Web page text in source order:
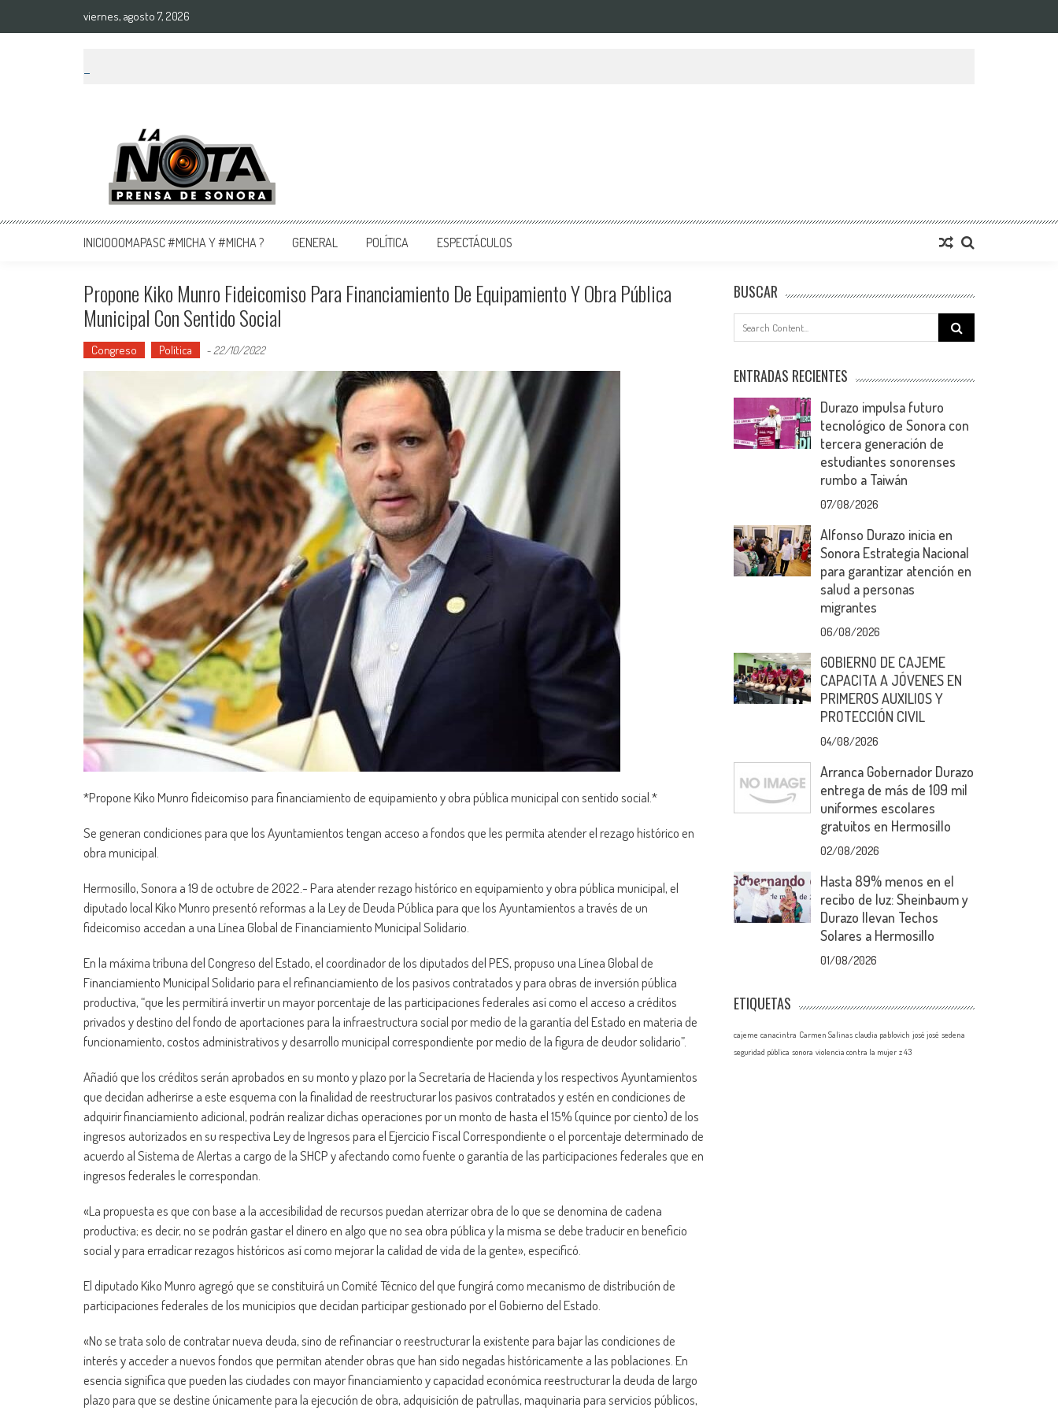
viernes, agosto 7, 2026
La Nota Prensa De Sonora
Noticias del día
INICIOOOMAPASC #MICHA Y #MICHA ? GENERAL POLÍTICA ESPECTÁCULOS
Propone Kiko Munro Fideicomiso Para Financiamiento De Equipamiento Y Obra Pública
Municipal Con Sentido Social
Congreso Política - 22/10/2022
*Propone Kiko Munro fideicomiso para financiamiento de equipamiento y obra pública municipal con sentido social.*
Se generan condiciones para que los Ayuntamientos tengan acceso a fondos que les permita atender el rezago histórico en
obra municipal.
Hermosillo, Sonora a 19 de octubre de 2022.- Para atender rezago histórico en equipamiento y obra pública municipal, el
diputado local Kiko Munro presentó reformas a la Ley de Deuda Pública para que los Ayuntamientos a través de un
fideicomiso accedan a una Línea Global de Financiamiento Municipal Solidario.
En la máxima tribuna del Congreso del Estado, el coordinador de los diputados del PES, propuso una Línea Global de
Financiamiento Municipal Solidario para el refinanciamiento de los pasivos contratados y para obras de inversión pública
productiva, “que les permitirá invertir un mayor porcentaje de las participaciones federales así como el acceso a créditos
privados y destino del fondo de aportaciones para la infraestructura social por medio de la garantía del Estado en materia de
funcionamiento, costos administrativos y desarrollo municipal correspondiente por medio de la figura de deudor solidario”.
Añadió que los créditos serán aprobados en su monto y plazo por la Secretaría de Hacienda y los respectivos Ayuntamientos
que decidan adherirse a este esquema con la finalidad de reestructurar los pasivos contratados y estén en condiciones de
adquirir financiamiento adicional, podrán realizar dichas operaciones por un monto de hasta el 15% (quince por ciento) de los
ingresos autorizados en su respectiva Ley de Ingresos para el Ejercicio Fiscal Correspondiente o el porcentaje determinado de
acuerdo al Sistema de Alertas a cargo de la SHCP y afectando como fuente o garantía de las participaciones federales que en
ingresos federales le correspondan.
«La propuesta es que con base a la accesibilidad de recursos puedan aterrizar obra de lo que se denomina de cadena
productiva; es decir, no se podrán gastar el dinero en algo que no sea obra pública y la misma se debe traducir en beneficio
social y para erradicar rezagos históricos así como mejorar la calidad de vida de la gente», especificó.
El diputado Kiko Munro agregó que se constituirá un Comité Técnico del que fungirá como mecanismo de distribución de
participaciones federales de los municipios que decidan participar gestionado por el Gobierno del Estado.
«No se trata solo de contratar nueva deuda, sino de refinanciar o reestructurar la existente para bajar las condiciones de
interés y acceder a nuevos fondos que permitan atender obras que han sido negadas históricamente a las poblaciones. En
esencia significa que pueden las ciudades con mayor financiamiento y capacidad económica reestructurar la deuda de largo
plazo para que se destine únicamente para la ejecución de obra, adquisición de patrullas, maquinaria para servicios públicos,
BUSCAR
Search
for:
ENTRADAS RECIENTES
Durazo impulsa futuro
tecnológico de Sonora con
tercera generación de
estudiantes sonorenses
rumbo a Taiwán
07/08/2026
Alfonso Durazo inicia en
Sonora Estrategia Nacional
para garantizar atención en
salud a personas
migrantes
06/08/2026
GOBIERNO DE CAJEME
CAPACITA A JÓVENES EN
PRIMEROS AUXILIOS Y
PROTECCIÓN CIVIL
04/08/2026
Arranca Gobernador Durazo
entrega de más de 109 mil
uniformes escolares
gratuitos en Hermosillo
02/08/2026
Hasta 89% menos en el
recibo de luz: Sheinbaum y
Durazo llevan Techos
Solares a Hermosillo
01/08/2026
ETIQUETAS
cajeme canacintra Carmen Salinas claudia pablovich josé josé sedena
seguridad pública sonora violencia contra la mujer z 43